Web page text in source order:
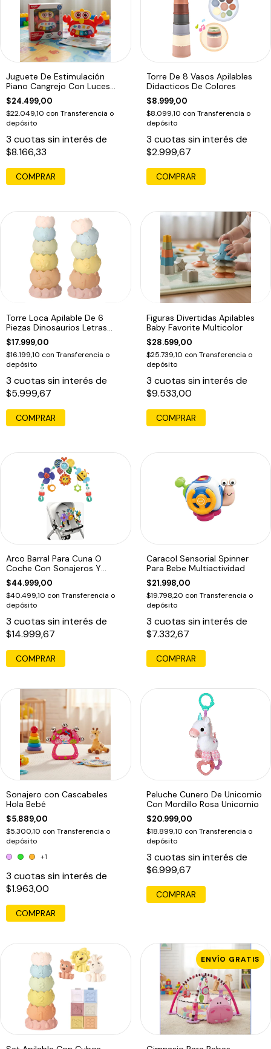
Juguete De Estimulación
Piano Cangrejo Con Luces
Para Bebé
$24.499,00
$22.049,10 con Transferencia o
depósito
3 cuotas sin interés de
$8.166,33
Torre De 8 Vasos Apilables
Didacticos De Colores
$8.999,00
$8.099,10 con Transferencia o
depósito
3 cuotas sin interés de
$2.999,67
COMPRAR
Torre Loca Apilable De 6
Piezas Dinosaurios Letras
Numeros Color Pasteles
$17.999,00
$16.199,10 con Transferencia o
depósito
3 cuotas sin interés de
$5.999,67
COMPRAR
Figuras Divertidas Apilables
Baby Favorite Multicolor
$28.599,00
$25.739,10 con Transferencia o
depósito
3 cuotas sin interés de
$9.533,00
Arco Barral Para Cuna O
Coche Con Sonajeros Y
Chifles
$44.999,00
$40.499,10 con Transferencia o
depósito
3 cuotas sin interés de
$14.999,67
COMPRAR
Caracol Sensorial Spinner
Para Bebe Multiactividad
$21.998,00
$19.798,20 con Transferencia o
depósito
3 cuotas sin interés de
$7.332,67
COMPRAR
Sonajero con Cascabeles
Hola Bebé
$5.889,00
$5.300,10 con Transferencia o
depósito
+1
3 cuotas sin interés de
$1.963,00
COMPRAR
Peluche Cunero De Unicornio
Con Mordillo Rosa Unicornio
$20.999,00
$18.899,10 con Transferencia o
depósito
3 cuotas sin interés de
$6.999,67
ENVÍO GRATIS